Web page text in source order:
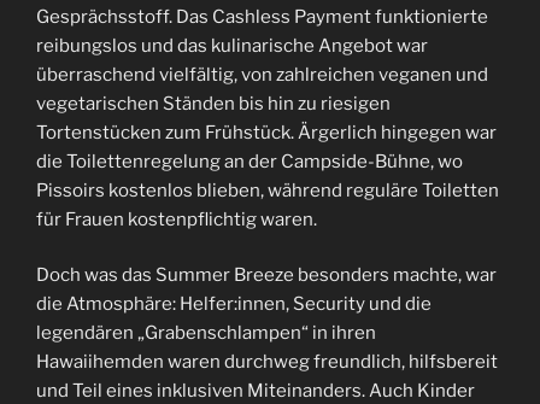
Gesprächsstoff. Das Cashless Payment funktionierte
reibungslos und das kulinarische Angebot war
überraschend vielfältig, von zahlreichen veganen und
vegetarischen Ständen bis hin zu riesigen
Tortenstücken zum Frühstück. Ärgerlich hingegen war
die Toilettenregelung an der Campside-Bühne, wo
Pissoirs kostenlos blieben, während reguläre Toiletten
für Frauen kostenpflichtig waren.
Doch was das Summer Breeze besonders machte, war
die Atmosphäre: Helfer:innen, Security und die
legendären „Grabenschlampen“ in ihren
Hawaiihemden waren durchweg freundlich, hilfsbereit
und Teil eines inklusiven Miteinanders. Auch Kinder